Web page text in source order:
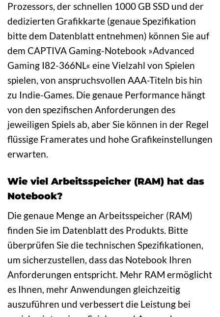
Prozessors, der schnellen 1000 GB SSD und der
dedizierten Grafikkarte (genaue Spezifikation
bitte dem Datenblatt entnehmen) können Sie auf
dem CAPTIVA Gaming-Notebook »Advanced
Gaming I82-366NL« eine Vielzahl von Spielen
spielen, von anspruchsvollen AAA-Titeln bis hin
zu Indie-Games. Die genaue Performance hängt
von den spezifischen Anforderungen des
jeweiligen Spiels ab, aber Sie können in der Regel
flüssige Framerates und hohe Grafikeinstellungen
erwarten.
Wie viel Arbeitsspeicher (RAM) hat das
Notebook?
Die genaue Menge an Arbeitsspeicher (RAM)
finden Sie im Datenblatt des Produkts. Bitte
überprüfen Sie die technischen Spezifikationen,
um sicherzustellen, dass das Notebook Ihren
Anforderungen entspricht. Mehr RAM ermöglicht
es Ihnen, mehr Anwendungen gleichzeitig
auszuführen und verbessert die Leistung bei